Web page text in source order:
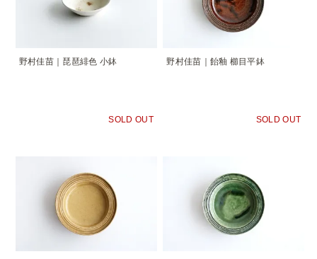
野村佳苗｜琵琶緋色 小鉢
SOLD OUT
野村佳苗｜飴釉 櫛目平鉢
SOLD OUT